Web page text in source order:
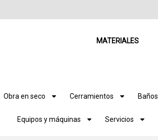
MATERIALES
Obra en seco Cerramientos Baños
Equipos y máquinas Servicios